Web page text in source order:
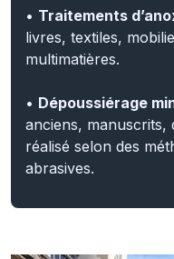
livres, textiles,
multimatières.
anciens,
réalisé selon des
abrasives.